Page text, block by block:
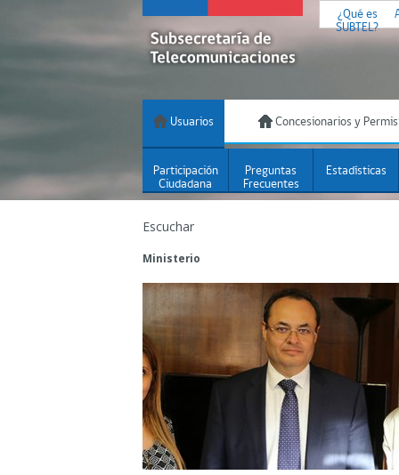
¿Qué es
SUBTEL?
Usuarios Concesionarios y
Participación
Ciudadana
Preguntas
Frecuentes
Estadísticas
Escuchar
Ministerio